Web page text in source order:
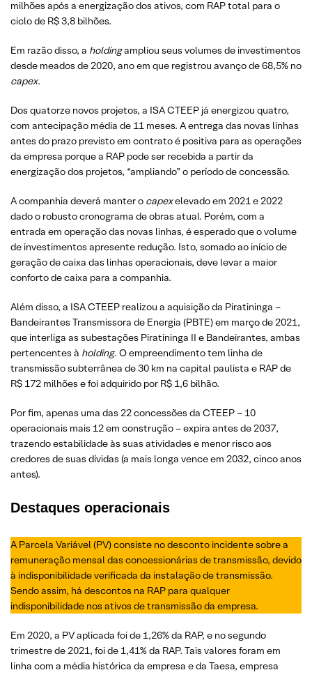
milhões após a energização dos ativos, com RAP total para o
ciclo de R$ 3,8 bilhões.
Em razão disso, a holdingampliou seus volumes de investimentos
desde meados de 2020, ano em que registrou avanço de 68,5% no
capex.
Dos quatorze novos projetos, a ISA CTEEP já energizou quatro,
com antecipação média de 11 meses. A entrega das novas linhas
antes do prazo previsto em contrato é positiva para as operações
da empresa porque a RAP pode ser recebida a partir da
energização dos projetos, “ampliando” o período de concessão.
A companhia deverá manter o capexelevado em 2021 e 2022
dado o robusto cronograma de obras atual. Porém, com a
entrada em operação das novas linhas, é esperado que o volume
de investimentos apresente redução. Isto, somado ao início de
geração de caixa das linhas operacionais, deve levar a maior
conforto de caixa para a companhia.
Além disso, a ISA CTEEP realizou a aquisição da Piratininga –
Bandeirantes Transmissora de Energia (PBTE) em março de 2021,
que interliga as subestações Piratininga II e Bandeirantes, ambas
pertencentes à holding. O empreendimento tem linha de
transmissão subterrânea de 30 km na capital paulista e RAP de
R$ 172 milhões e foi adquirido por R$ 1,6 bilhão.
Por fim, apenas uma das 22 concessões da CTEEP – 10
operacionais mais 12 em construção – expira antes de 2037,
trazendo estabilidade às suas atividades e menor risco aos
credores de suas dívidas (a mais longa vence em 2032, cinco anos
antes).
Destaques operacionais
A Parcela Variável (PV) consiste no desconto incidente sobre a
remuneração mensal das concessionárias de transmissão, devido
à indisponibilidade verificada da instalação de transmissão.
Sendo assim, há descontos na RAP para qualquer
indisponibilidade nos ativos de transmissão da empresa.
Em 2020, a PV aplicada foi de 1,26% da RAP, e no segundo
trimestre de 2021, foi de 1,41% da RAP. Tais valores foram em
linha com a média histórica da empresa e da Taesa, empresa